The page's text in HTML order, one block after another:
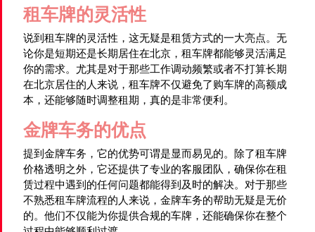
租车牌的灵活性
说到租车牌的灵活性，这无疑是租赁方式的一大亮点。无
论你是短期还是长期居住在北京，租车牌都能够灵活满足
你的需求。尤其是对于那些工作调动频繁或者不打算长期
在北京居住的人来说，租车牌不仅避免了购车牌的高额成
本，还能够随时调整租期，真的是非常便利。
金牌车务的优点
提到金牌车务，它的优势可谓是显而易见的。除了租车牌
价格透明之外，它还提供了专业的客服团队，确保你在租
赁过程中遇到的任何问题都能得到及时的解决。对于那些
不熟悉租车牌流程的人来说，金牌车务的帮助无疑是无价
的。他们不仅能为你提供合规的车牌，还能确保你在整个